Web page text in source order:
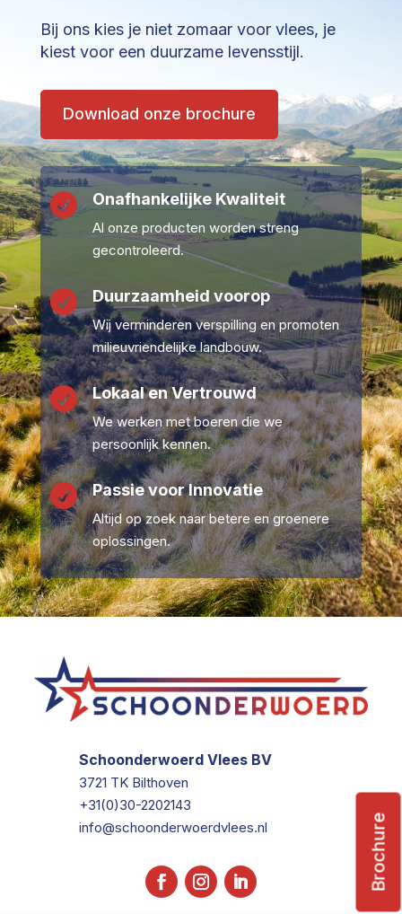
Bij ons kies je niet zomaar voor vlees, je
kiest voor een duurzame levensstijl.
Download onze brochure
 Onafhankelijke Kwaliteit
Al onze producten worden streng
gecontroleerd.
 Duurzaamheid voorop
Wij verminderen verspilling en promoten
milieuvriendelijke landbouw.
 Lokaal en Vertrouwd
We werken met boeren die we
persoonlijk kennen.
 Passie voor Innovatie
Altijd op zoek naar betere en groenere
oplossingen.
Schoonderwoerd Vlees BV
3721 TK Bilthoven
+31(0)30-2202143
info@schoonderwoerdvlees.nl
Brochure